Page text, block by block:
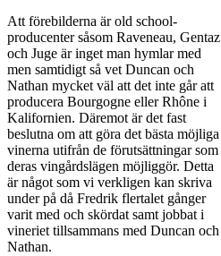
Att förebilderna är old school-
producenter såsom Raveneau, Gentaz
och Juge är inget man hymlar med
men samtidigt så vet Duncan och
Nathan mycket väl att det inte går att
producera Bourgogne eller Rhône i
Kalifornien. Däremot är det fast
beslutna om att göra det bästa möjliga
vinerna utifrån de förutsättningar som
deras vingårdslägen möjliggör. Detta
är något som vi verkligen kan skriva
under på då Fredrik flertalet gånger
varit med och skördat samt jobbat i
vineriet tillsammans med Duncan och
Nathan.